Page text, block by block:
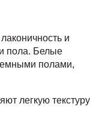
и
пола. Белые
полами,
легкую текстуру